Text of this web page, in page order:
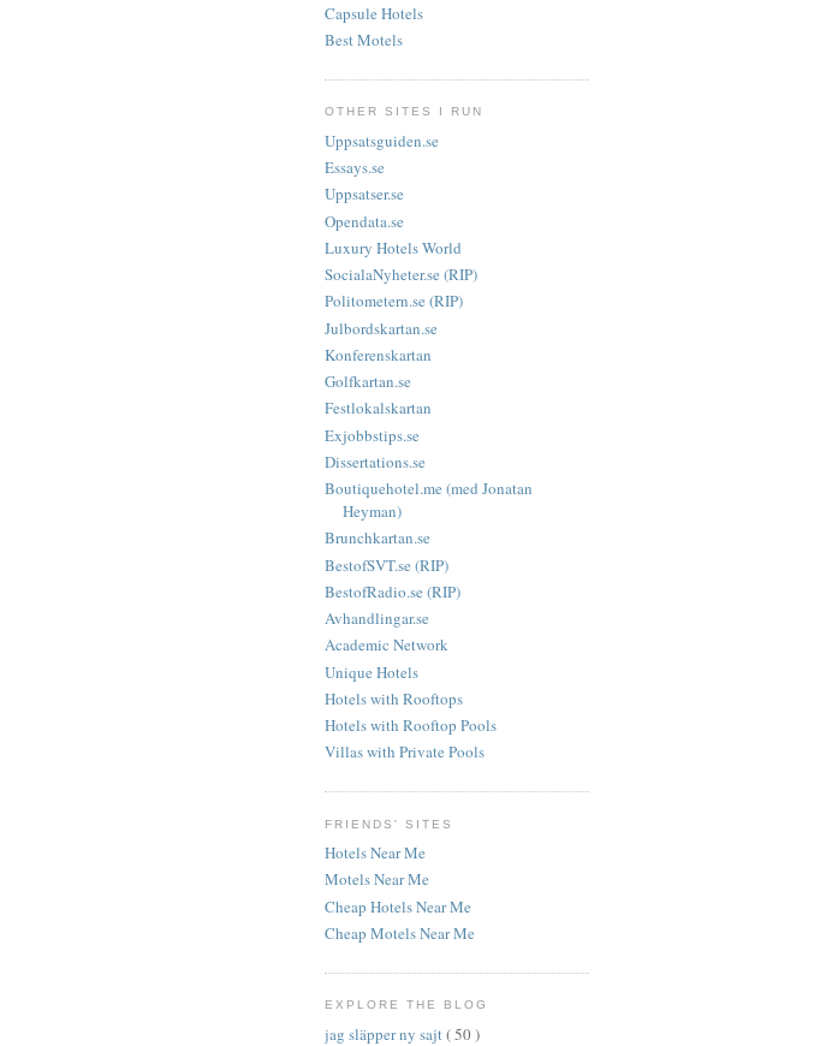
Capsule Hotels
Best Motels
OTHER SITES I RUN
Uppsatsguiden.se
Essays.se
Uppsatser.se
Opendata.se
Luxury Hotels World
SocialaNyheter.se (RIP)
Politometern.se (RIP)
Julbordskartan.se
Konferenskartan
Golfkartan.se
Festlokalskartan
Exjobbstips.se
Dissertations.se
Boutiquehotel.me (med Jonatan
Heyman)
Brunchkartan.se
BestofSVT.se (RIP)
BestofRadio.se (RIP)
Avhandlingar.se
Academic Network
Unique Hotels
Hotels with Rooftops
Hotels with Rooftop Pools
Villas with Private Pools
FRIENDS' SITES
Hotels Near Me
Motels Near Me
Cheap Hotels Near Me
Cheap Motels Near Me
EXPLORE THE BLOG
jag släpper ny sajt( 50 )